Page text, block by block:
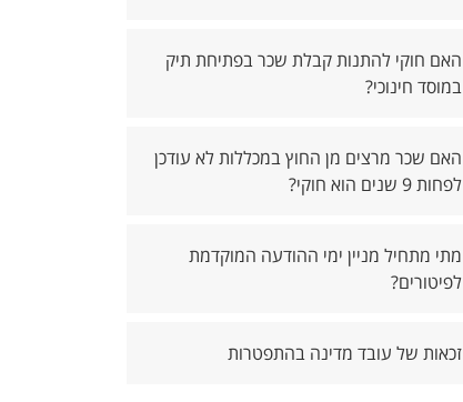
האם חוקי להתנות קבלת שכר בפתיחת תיק
במוסד חינוכי?
האם שכר מרצים מן החוץ במכללות לא עודכן
לפחות 9 שנים הוא חוקי?
מתי מתחיל מניין ימי ההודעה המוקדמת
לפיטורים?
זכאות של עובד מדינה בהתפטרות